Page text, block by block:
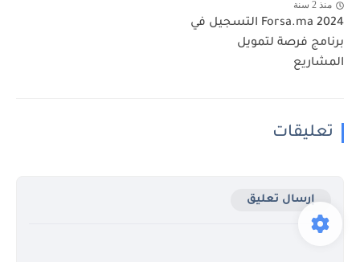
منذ 2 سنة
Forsa.ma 2024 التسجيل في
برنامج فرصة لتمويل
المشاريع
تعليقات
إرسال تعليق